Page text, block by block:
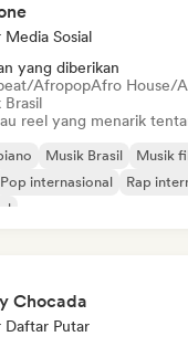
Media Sosial
yang diberikan
AfropopAfro House/
Brasil
reel yang menarik
Musik Brasil Musik
Pop internasional
Rap
Chocada
Daftar Putar